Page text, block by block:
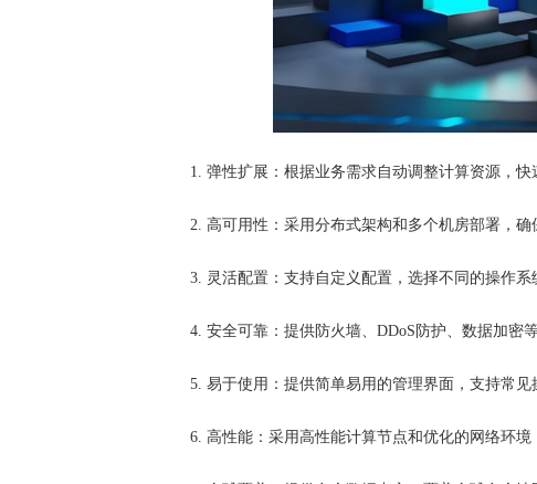
1. 弹性扩展：根据业务需求自动调整计算资源，快
2. 高可用性：采用分布式架构和多个机房部署，确
3. 灵活配置：支持自定义配置，选择不同的操作系
4. 安全可靠：提供防火墙、DDoS防护、数据加密
5. 易于使用：提供简单易用的管理界面，支持常见
6. 高性能：采用高性能计算节点和优化的网络环境